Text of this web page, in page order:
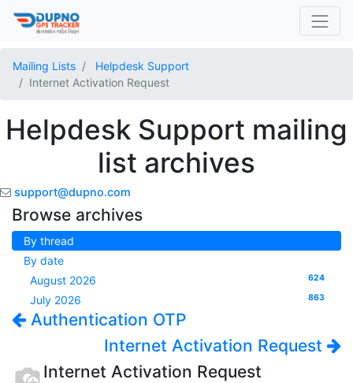
Mailing Lists
Helpdesk Support
Internet Activation Request
Helpdesk Support mailing
list archives
support@dupno.com
Browse archives
By thread
By date
August 2026
624
July 2026 863
Authentication OTP
Internet Activation Request
Internet Activation Request